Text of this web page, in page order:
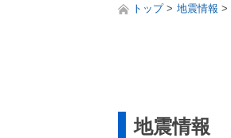
トップ 地震情報
地震情報